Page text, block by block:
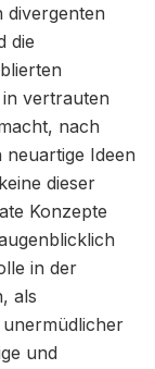
divergenten
die
vertrauten
nach
Ideen
dieser
Konzepte
in der
als
unermüdlicher
und